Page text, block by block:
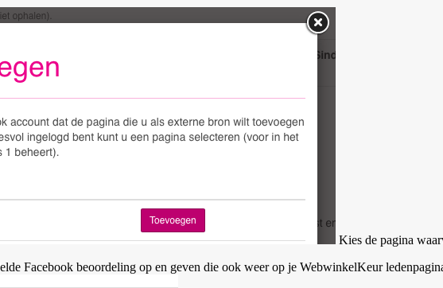
Kies de pagina
Facebook beoordeling op en geven die ook weer op je WebwinkelKeur